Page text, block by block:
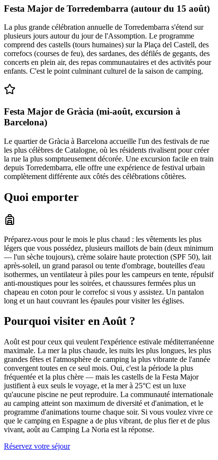
Festa Major de Torredembarra (autour du 15 août)
La plus grande célébration annuelle de Torredembarra s'étend sur
plusieurs jours autour du jour de l'Assomption. Le programme
comprend des castells (tours humaines) sur la Plaça del Castell, des
correfocs (courses de feu), des sardanes, des défilés de gegants, des
concerts en plein air, des repas communautaires et des activités pour
enfants. C'est le point culminant culturel de la saison de camping.
Festa Major de Gràcia (mi-août, excursion à
Barcelona)
Le quartier de Gràcia à Barcelona accueille l'un des festivals de rue
les plus célèbres de Catalogne, où les résidents rivalisent pour créer
la rue la plus somptueusement décorée. Une excursion facile en train
depuis Torredembarra, elle offre une expérience de festival urbain
complètement différente aux côtés des célébrations côtières.
Quoi emporter
Préparez-vous pour le mois le plus chaud : les vêtements les plus
légers que vous possédez, plusieurs maillots de bain (deux minimum
— l'un sèche toujours), crème solaire haute protection (SPF 50), lait
après-soleil, un grand parasol ou tente d'ombrage, bouteilles d'eau
isothermes, un ventilateur à piles pour les campeurs en tente, répulsif
anti-moustiques pour les soirées, et chaussures fermées plus un
chapeau en coton pour le correfoc si vous y assistez. Un pantalon
long et un haut couvrant les épaules pour visiter les églises.
Pourquoi visiter en Août ?
Août est pour ceux qui veulent l'expérience estivale méditerranéenne
maximale. La mer la plus chaude, les nuits les plus longues, les plus
grandes fêtes et l'atmosphère de camping la plus vibrante de l'année
convergent toutes en ce seul mois. Oui, c'est la période la plus
fréquentée et la plus chère — mais les castells de la Festa Major
justifient à eux seuls le voyage, et la mer à 25°C est un luxe
qu'aucune piscine ne peut reproduire. La communauté internationale
au camping atteint son maximum de diversité et d'animation, et le
programme d'animations tourne chaque soir. Si vous voulez vivre ce
que le camping en Espagne a de plus vibrant, de plus fier et de plus
vivant, août au Camping La Noria est la réponse.
Réservez votre séjour